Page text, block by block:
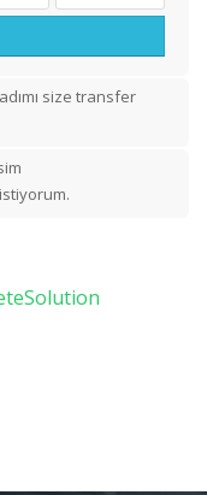
size transfer